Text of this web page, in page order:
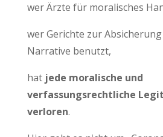
wer Ärzte für moralisches
wer Gerichte zur
Narrative benutzt,
hat jede moralische und
verfassungsrechtliche
verloren.